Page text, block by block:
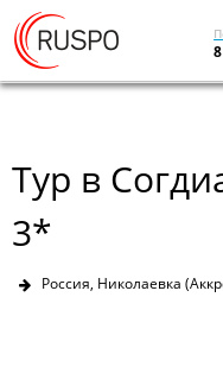
Тур в
3*
Россия, Николаевка